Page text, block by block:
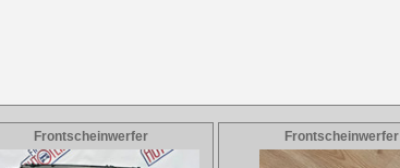
Frontscheinwerfer Frontscheinwerfer